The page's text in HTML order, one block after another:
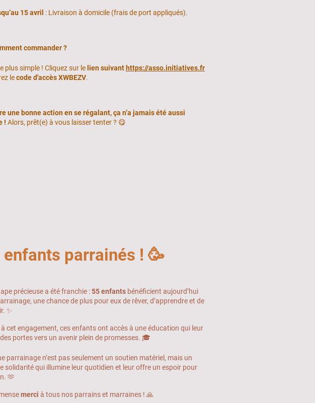
15 avril : Livraison à domicile (frais de port appliqués).
commander ?
plus simple ! Cliquez sur le lien suivant https://asso.initiatives.fr
lecode d'accès XWBEZV.
une bonne action en se régalant, ça n’a jamais été aussi
! Alors, prêt(e) à vous laisser tenter ? 😋
enfants parrainés ! 🥳
précieuse a été franchie :55 enfantsbénéficient aujourd’hui
une chance de plus pour eux de rêver, d’apprendre et de
✨
cet engagement, ces enfants ont accès à une éducation qui leur
portes vers un avenir plein de promesses. 🎓
parrainage n’est pas seulement un soutien matériel, mais un
solidarité qui illumine leur quotidien et leur offre un espoir pour
🫶
merci à tous nos parrains et marraines ! 🙏